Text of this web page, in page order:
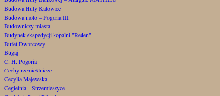
Budowa Huty Katowice
Budowa molo – Pogoria III
Budowniczy miasta
Budynek ekspedycji kopalni "Reden"
Bufet Dworcowy
Bugaj
C. H. Pogoria
Cechy rzemieślnicze
Cecylia Majewska
Cegielnia – Strzemieszyce